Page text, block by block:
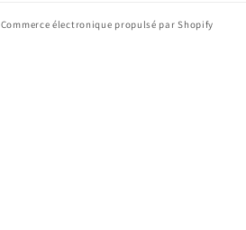
Commerce électronique propulsé par Shopify